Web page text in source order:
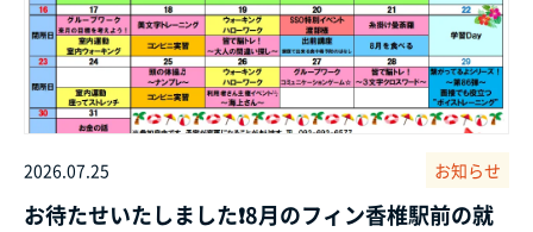
2026.07.25 お知らせ
お待たせいたしました❗8月のフィン香椎駅前の就